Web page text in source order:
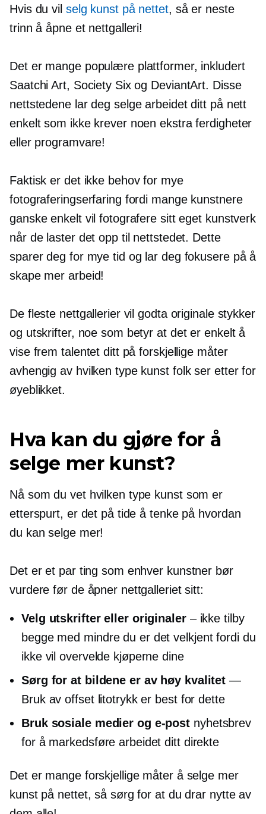
Hvis du vil selg kunst på nettet, så er neste
trinn å åpne et nettgalleri!
Det er mange populære plattformer, inkludert
Saatchi Art, Society Six og DeviantArt. Disse
nettstedene lar deg selge arbeidet ditt på nett
enkelt som ikke krever noen ekstra ferdigheter
eller programvare!
Faktisk er det ikke behov for mye
fotograferingserfaring fordi mange kunstnere
ganske enkelt vil fotografere sitt eget kunstverk
når de laster det opp til nettstedet. Dette
sparer deg for mye tid og lar deg fokusere på å
skape mer arbeid!
De fleste nettgallerier vil godta originale stykker
og utskrifter, noe som betyr at det er enkelt å
vise frem talentet ditt på forskjellige måter
avhengig av hvilken type kunst folk ser etter for
øyeblikket.
Hva kan du gjøre for å
selge mer kunst?
Nå som du vet hvilken type kunst som er
etterspurt, er det på tide å tenke på hvordan
du kan selge mer!
Det er et par ting som enhver kunstner bør
vurdere før de åpner nettgalleriet sitt:
Velg utskrifter eller originaler– ikke tilby
begge med mindre du er detvelkjentfordi du
ikke vil overvelde kjøperne dine
Sørg for at bildene er av høy kvalitet —
Bruk av offset litotrykk er best for dette
Bruk sosiale medier og e-post nyhetsbrev
for å markedsføre arbeidet ditt direkte
Det er mange forskjellige måter å selge mer
kunst på nettet, så sørg for at du drar nytte av